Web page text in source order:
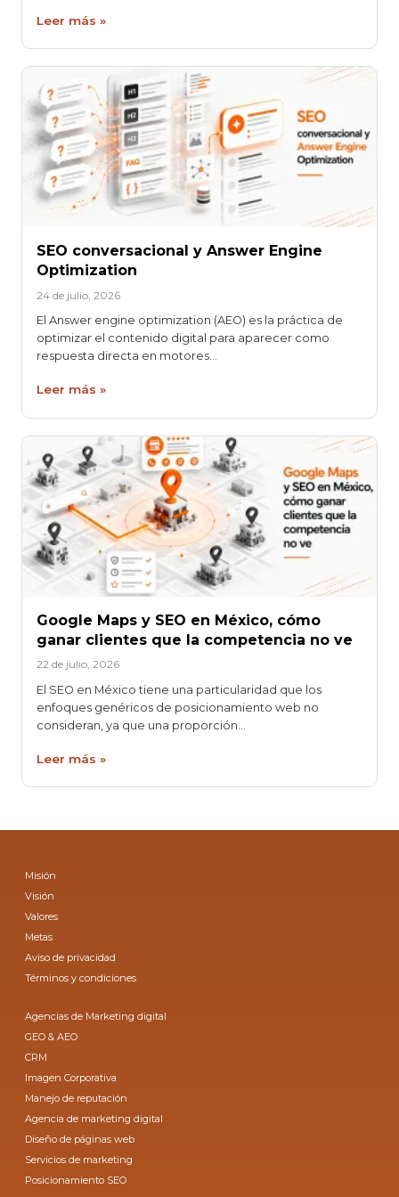
Leer más »
SEO conversacional y Answer Engine
Optimization
24 de julio, 2026
El Answer engine optimization (AEO) es la práctica de
optimizar el contenido digital para aparecer como
respuesta directa en motores…
Leer más »
Google Maps y SEO en México, cómo
ganar clientes que la competencia no ve
22 de julio, 2026
El SEO en México tiene una particularidad que los
enfoques genéricos de posicionamiento web no
consideran, ya que una proporción…
Leer más »
Misión
Visión
Valores
Metas
Aviso de privacidad
Términos y condiciones
Agencias de Marketing digital
GEO & AEO
CRM
Imagen Corporativa
Manejo de reputación
Agencia de marketing digital
Diseño de páginas web
Servicios de marketing
Posicionamiento SEO